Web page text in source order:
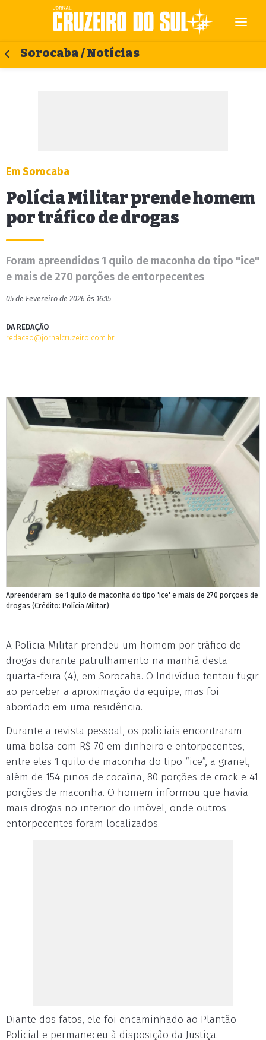
Sorocaba / Notícias
Em Sorocaba
Polícia Militar prende homem
por tráfico de drogas
Foram apreendidos 1 quilo de maconha do tipo "ice"
e mais de 270 porções de entorpecentes
05 de Fevereiro de 2026 às 16:15
DA REDAÇÃO
redacao@jornalcruzeiro.com.br
Apreenderam-se 1 quilo de maconha do tipo 'ice' e mais de 270 porções de
drogas (Crédito: Polícia Militar)
A Polícia Militar prendeu um homem por tráfico de
drogas durante patrulhamento na manhã desta
quarta-feira (4), em Sorocaba. O Indivíduo tentou fugir
ao perceber a aproximação da equipe, mas foi
abordado em uma residência.
Durante a revista pessoal, os policiais encontraram
uma bolsa com R$ 70 em dinheiro e entorpecentes,
entre eles 1 quilo de maconha do tipo “ice”, a granel,
além de 154 pinos de cocaína, 80 porções de crack e 41
porções de maconha. O homem informou que havia
mais drogas no interior do imóvel, onde outros
entorpecentes foram localizados.
Diante dos fatos, ele foi encaminhado ao Plantão
Policial e permaneceu à disposição da Justiça.